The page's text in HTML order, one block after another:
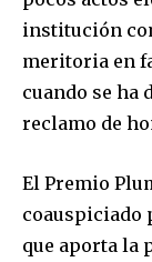
institución
meritoria en
cuando se ha
reclamo de
El Premio
coauspiciado
que aporta la